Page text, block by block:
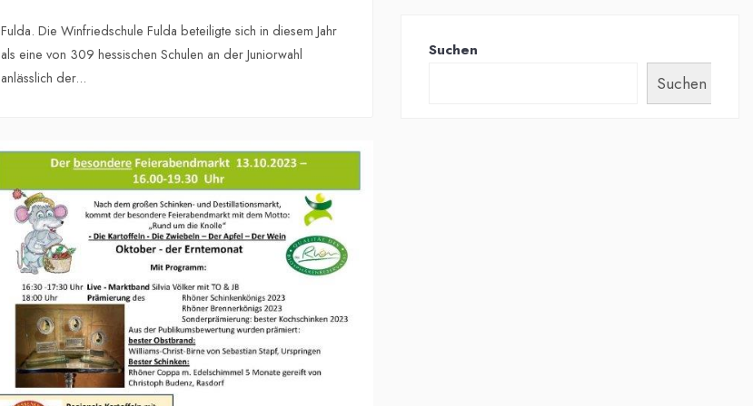
Fulda. Die Winfriedschule Fulda beteiligte sich in diesem Jahr
als eine von 309 hessischen Schulen an der Juniorwahl
anlässlich der...
Suchen
Suchen